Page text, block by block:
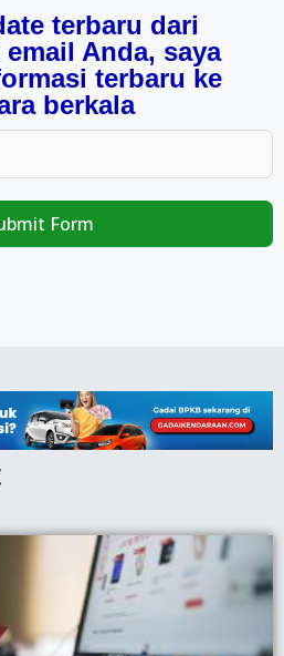
terbaru dari
Anda, saya
terbaru ke
berkala
Form